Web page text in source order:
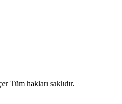
Tüm hakları saklıdır.